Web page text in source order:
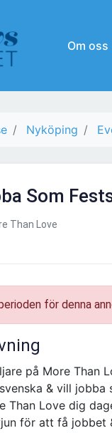
Om oss
Nyköping
Som
Than Love
för denna
på More Than
& vill
Than Love dig
för att få jobbet